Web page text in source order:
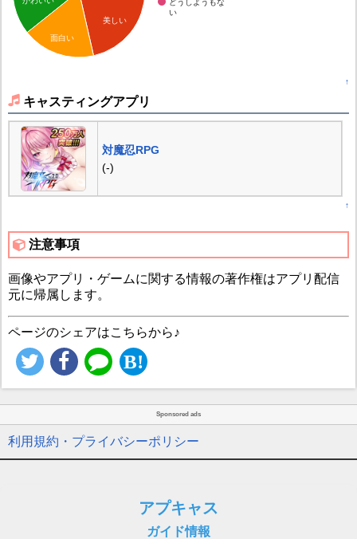
い
美しい
面白い
↑
キャスティングアプリ
対魔忍RPG
(-)
↑
注意事項
画像やアプリ・ゲームに関する情報の著作権はアプリ配信
元に帰属します。
ページのシェアはこちらから♪
Sponsored ads
利用規約・プライバシーポリシー
アプキャス
ガイド情報